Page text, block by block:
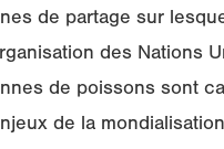
de partage sur
des Nations
de poissons sont
de la mondialisation